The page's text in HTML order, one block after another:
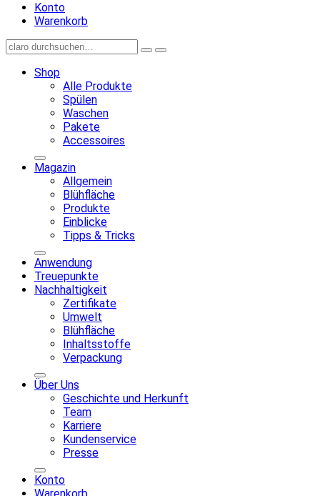
Konto
Warenkorb
Shop
Alle Produkte
Spülen
Waschen
Pakete
Accessoires
Magazin
Allgemein
Blühfläche
Produkte
Einblicke
Tipps & Tricks
Anwendung
Treuepunkte
Nachhaltigkeit
Zertifikate
Umwelt
Blühfläche
Inhaltsstoffe
Verpackung
Über Uns
Geschichte und Herkunft
Team
Karriere
Kundenservice
Presse
Konto